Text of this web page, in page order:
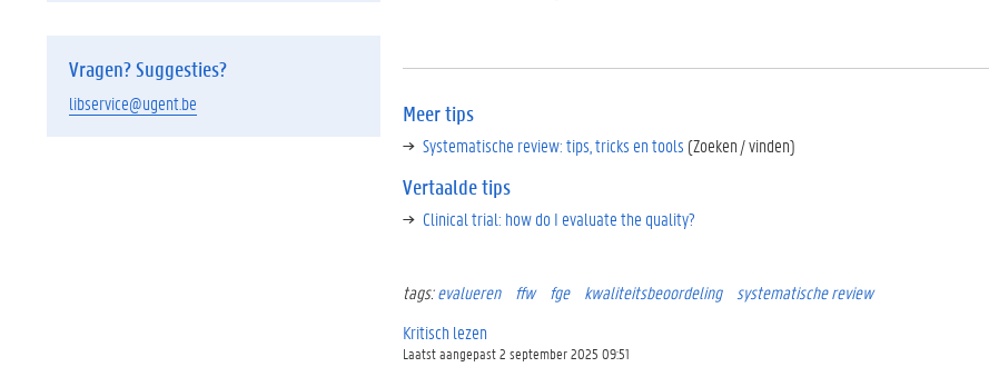
Vragen? Suggesties?
libservice@ugent.be Meer tips
Systematische review: tips, tricks en tools (Zoeken / vinden)
Vertaalde tips
Clinical trial: how do I evaluate the quality?
tags:evalueren ffw fge kwaliteitsbeoordeling
systematische review
Kritisch lezen
Laatst aangepast 2 september 2025 09:51